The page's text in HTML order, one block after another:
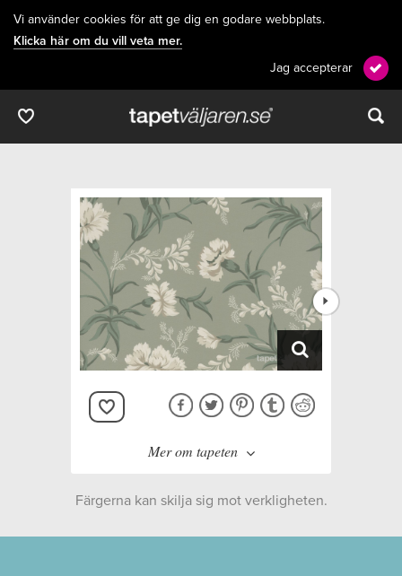
Vi använder cookies för att ge dig en godare webbplats.
Klicka här om du vill veta mer.
Jag accepterar
Mer om tapeten
Färgerna kan skilja sig mot verkligheten.